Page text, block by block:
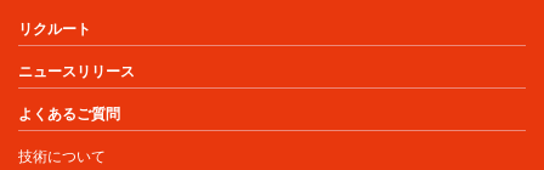
リクルート
ニュースリリース
よくあるご質問
技術について